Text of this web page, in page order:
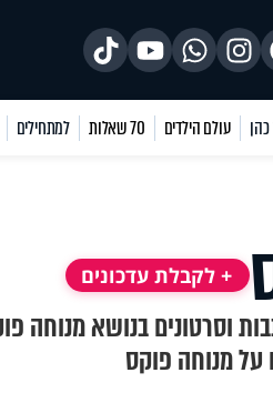
עולם הילדים 70 שאלות למתחילים
+ לקבלת עדכונים
וסרטונים בנושא מנוחה
על מנוחה פוקס